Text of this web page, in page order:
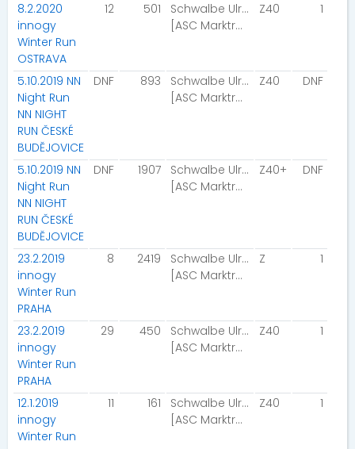
8.2.2020
innogy
Winter Run
OSTRAVA
12 501
Schwalbe Ulrike
[ASC Marktrodach]
Z40 1
5.10.2019 NN
Night Run
NN NIGHT
RUN ČESKÉ
BUDĚJOVICE
DNF 893
Schwalbe Ulrike
[ASC Marktrodach]
Z40 DNF
5.10.2019 NN
Night Run
NN NIGHT
RUN ČESKÉ
BUDĚJOVICE
DNF 1907
Schwalbe Ulrike
[ASC Marktrodach]
Z40+ DNF
23.2.2019
innogy
Winter Run
PRAHA
8 2419
Schwalbe Ulrike
[ASC Marktrodach]
Z 1
23.2.2019
innogy
Winter Run
PRAHA
29 450
Schwalbe Ulrike
[ASC Marktrodach]
Z40 1
12.1.2019
innogy
Winter Run
11 161
Schwalbe Ulrike
[ASC Marktrodach]
Z40 1